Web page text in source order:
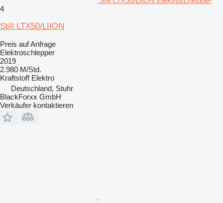
4
Still LTX50/LIION
Preis auf Anfrage
Elektroschlepper
2019
2.980 M/Std.
Kraftstoff Elektro
Deutschland, Stuhr
BlackForxx GmbH
Verkäufer kontaktieren